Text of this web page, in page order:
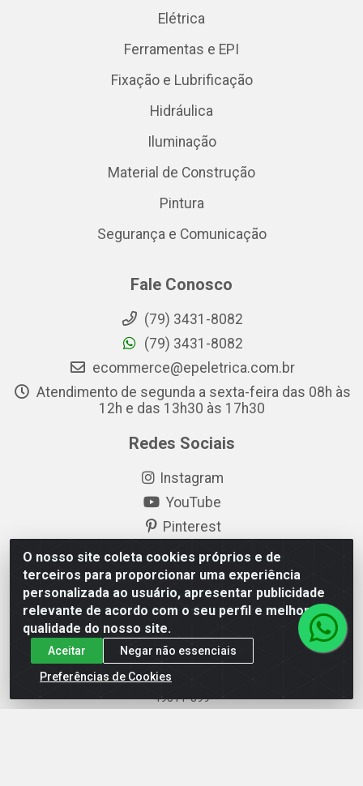
O nosso site coleta cookies próprios e de
terceiros para proporcionar uma experiência
personalizada ao usuário, apresentar publicidade
relevante de acordo com o seu perfil e melhorar a
qualidade do nosso site.
Aceitar
Negar não essenciais
Preferências de Cookies
Elétrica
Ferramentas e EPI
Fixação e Lubrificação
Hidráulica
Iluminação
Material de Construção
Pintura
Segurança e Comunicação
Fale Conosco
(79) 3431-8082
(79) 3431-8082
ecommerce@epeletrica.com.br
Atendimento de segunda a sexta-feira das 08h às
12h e das 13h30 às 17h30
Redes Sociais
Instagram
YouTube
Pinterest
Linkedin
Formas de Pagamento
EP Elétrica LTDA - 18.621.731/0005-43 - Itabaiana/SE - CEP:
49511-899